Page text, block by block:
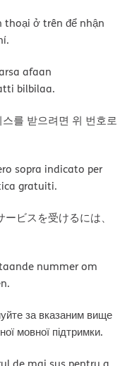
thoại ở trên để nhận
afaan
bilbilaa.
를 받으려면 위 번호로
sopra indicato per
gratuiti.
ビスを受けるには、
nummer om
за вказаним вище
мовної підтримки.